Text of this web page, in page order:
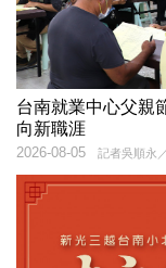
台南就業中心父親
向新職涯
記者吳順永
2026-08-05